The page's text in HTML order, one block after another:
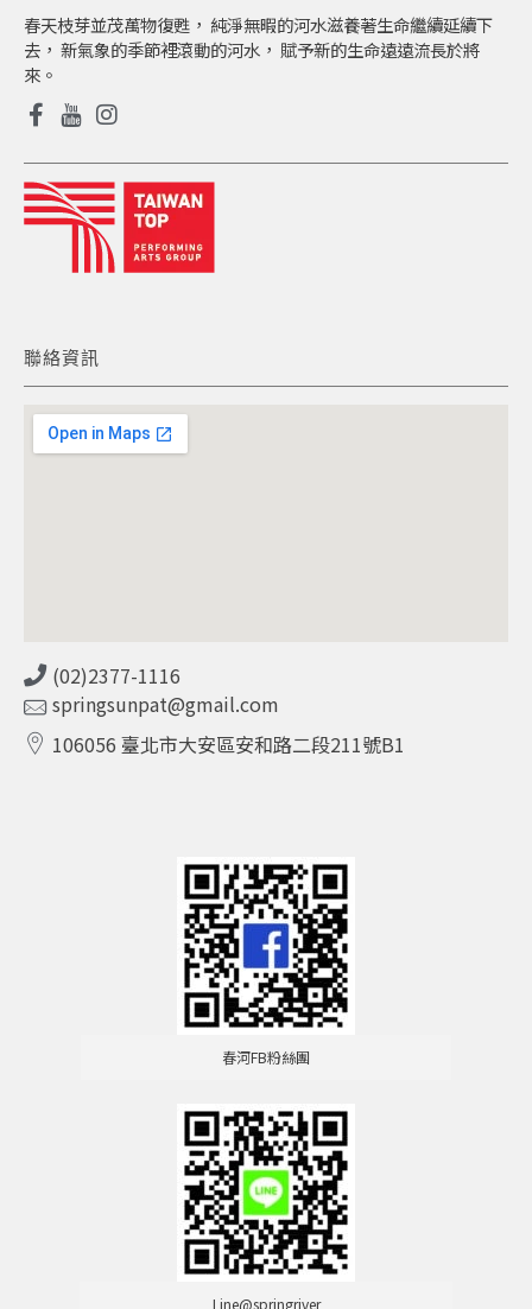
春天枝芽並茂萬物復甦， 純淨無暇的河水滋養著生命繼續延續下
去， 新氣象的季節裡滾動的河水， 賦予新的生命遠遠流長於將
來。
聯絡資訊
(02)2377-1116
springsunpat@gmail.com
106056 臺北市大安區安和路二段211號B1
春河FB粉絲團
Line@springriver